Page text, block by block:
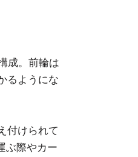
成。前輪は
るようにな
付けられて
ぶ際やカー